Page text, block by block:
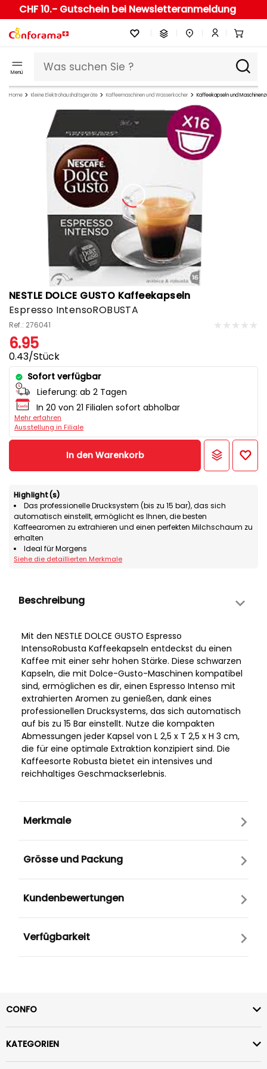
CHF 10.- Gutschein bei Newsletteranmeldung
Menü
Home Kleine Elektrohaushaltsgeräte Kaffeemaschinen und Wasserkocher Kaffeekapseln und
NESTLE DOLCE GUSTO Kaffeekapseln
Espresso IntensoROBUSTA
Ref.: 276041
6.95
0.43/Stück
Sofort verfügbar
Lieferung: ab 2 Tagen
In 20 von 21 Filialen sofort abholbar
Mehr erfahren
Ausstellung in Filiale
In den Warenkorb
Highlight(s)
Das professionelle Drucksystem (bis zu 15 bar), das sich
automatisch einstellt, ermöglicht es Ihnen, die besten
Kaffeearomen zu extrahieren und einen perfekten Milchschaum zu
erhalten
Ideal für Morgens
Siehe die detaillierten Merkmale
Beschreibung
Mit den NESTLE DOLCE GUSTO Espresso
IntensoRobusta Kaffeekapseln entdeckst du einen
Kaffee mit einer sehr hohen Stärke. Diese schwarzen
Kapseln, die mit Dolce-Gusto-Maschinen kompatibel
sind, ermöglichen es dir, einen Espresso Intenso mit
extrahierten Aromen zu genießen, dank eines
professionellen Drucksystems, das sich automatisch
auf bis zu 15 Bar einstellt. Nutze die kompakten
Abmessungen jeder Kapsel von L 2,5 x T 2,5 x H 3 cm,
die für eine optimale Extraktion konzipiert sind. Die
Kaffeesorte Robusta bietet ein intensives und
reichhaltiges Geschmackserlebnis.
Merkmale
Grösse und Packung
Kundenbewertungen
Verfügbarkeit
CONFO
KATEGORIEN